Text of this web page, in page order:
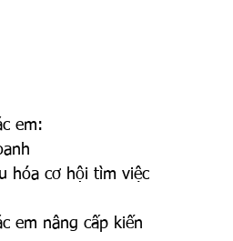
em:
hóa cơ hội tìm việc
em nâng cấp kiến